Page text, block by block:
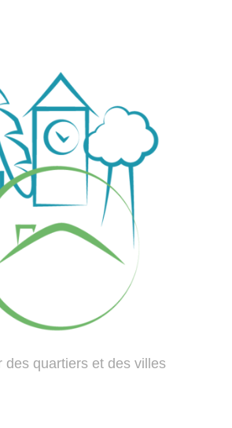
des quartiers et des villes